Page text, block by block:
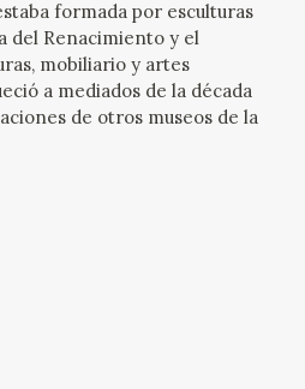
formada por esculturas
del Renacimiento y el
mobiliario y artes
a mediados de la década
de otros museos de la